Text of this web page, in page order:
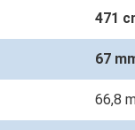
471
67
66,8